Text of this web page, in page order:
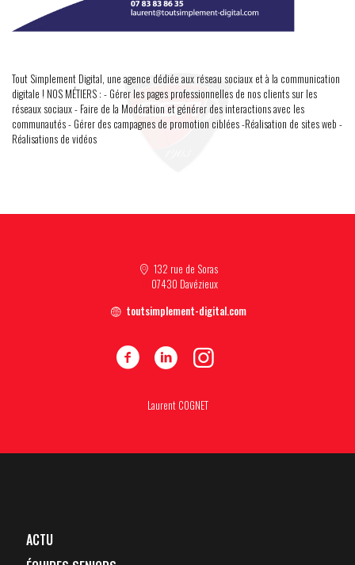
Tout Simplement Digital, une agence dédiée aux réseau sociaux et à la communication
digitale ! NOS MÉTIERS : - Gérer les pages professionnelles de nos clients sur les
réseaux sociaux - Faire de la Modération et générer des interactions avec les
communautés - Gérer des campagnes de promotion ciblées -Réalisation de sites web -
Réalisations de vidéos
132 rue de Soras
07430 Davézieux
toutsimplement-digital.com
Laurent COGNET
ACTU